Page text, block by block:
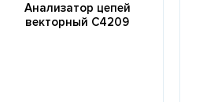
Анализатор цепей
векторный C4209